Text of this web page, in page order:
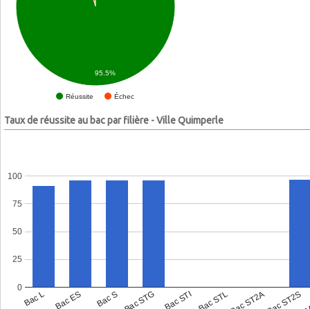
Réussite Échec
95.5%
Taux de réussite au bac par filière - Ville Quimperle
Bac L Bac ES Bac S Bac STG Bac STI Bac STLBac ST2ABac ST2S
0
25
50
75
100